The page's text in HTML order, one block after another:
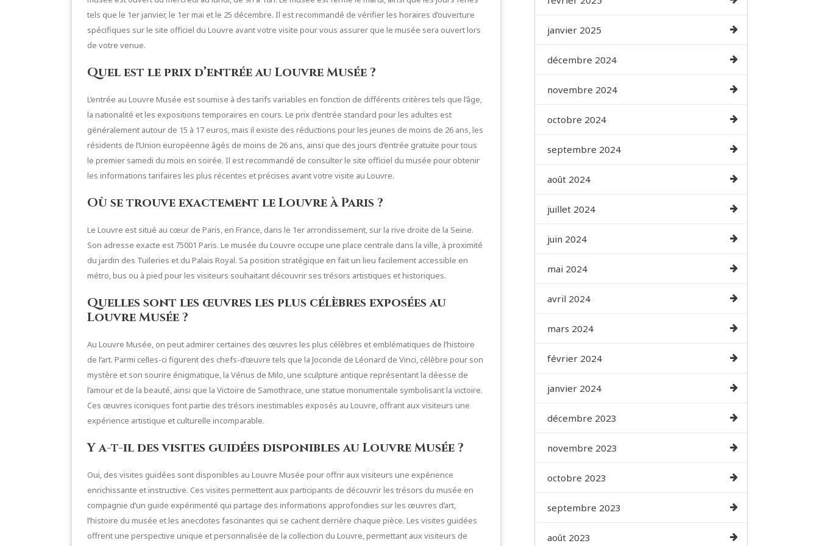
tels que le 1er janvier, le 1er mai et le 25 décembre. Il est recommandé de vérifier les horaires d’ouverture
spécifiques sur le site officiel du Louvre avant votre visite pour vous assurer que le musée sera ouvert lors
de votre venue.
Quel est le prix d’entrée au Louvre Musée ?
L’entrée au Louvre Musée est soumise à des tarifs variables en fonction de différents critères tels que l’âge,
la nationalité et les expositions temporaires en cours. Le prix d’entrée standard pour les adultes est
généralement autour de 15 à 17 euros, mais il existe des réductions pour les jeunes de moins de 26 ans, les
résidents de l’Union européenne âgés de moins de 26 ans, ainsi que des jours d’entrée gratuite pour tous
le premier samedi du mois en soirée. Il est recommandé de consulter le site officiel du musée pour obtenir
les informations tarifaires les plus récentes et précises avant votre visite au Louvre.
Où se trouve exactement le Louvre à Paris ?
Le Louvre est situé au cœur de Paris, en France, dans le 1er arrondissement, sur la rive droite de la Seine.
Son adresse exacte est 75001 Paris. Le musée du Louvre occupe une place centrale dans la ville, à proximité
du jardin des Tuileries et du Palais Royal. Sa position stratégique en fait un lieu facilement accessible en
métro, bus ou à pied pour les visiteurs souhaitant découvrir ses trésors artistiques et historiques.
Quelles sont les œuvres les plus célèbres exposées au
Louvre Musée ?
Au Louvre Musée, on peut admirer certaines des œuvres les plus célèbres et emblématiques de l’histoire
de l’art. Parmi celles-ci figurent des chefs-d’œuvre tels que la Joconde de Léonard de Vinci, célèbre pour son
mystère et son sourire énigmatique, la Vénus de Milo, une sculpture antique représentant la déesse de
l’amour et de la beauté, ainsi que la Victoire de Samothrace, une statue monumentale symbolisant la victoire.
Ces œuvres iconiques font partie des trésors inestimables exposés au Louvre, offrant aux visiteurs une
expérience artistique et culturelle incomparable.
Y a-t-il des visites guidées disponibles au Louvre Musée ?
Oui, des visites guidées sont disponibles au Louvre Musée pour offrir aux visiteurs une expérience
enrichissante et instructive. Ces visites permettent aux participants de découvrir les trésors du musée en
compagnie d’un guide expérimenté qui partage des informations approfondies sur les œuvres d’art,
l’histoire du musée et les anecdotes fascinantes qui se cachent derrière chaque pièce. Les visites guidées
offrent une perspective unique et personnalisée de la collection du Louvre, permettant aux visiteurs de
janvier 2025
décembre 2024
novembre 2024
octobre 2024
septembre 2024
août 2024
juillet 2024
juin 2024
mai 2024
avril 2024
mars 2024
février 2024
janvier 2024
décembre 2023
novembre 2023
octobre 2023
septembre 2023
août 2023